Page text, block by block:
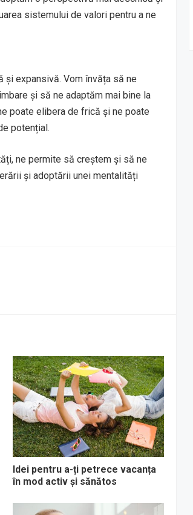
sistemului de valori pentru a ne
expansivă. Vom învăța să ne
și să ne adaptăm mai bine la
poate elibera de frică și ne poate
potențial.
ne permite să creștem și să ne
și adoptării unei mentalități
Idei pentru a-ți petrece vacanța
în mod activ și sănătos